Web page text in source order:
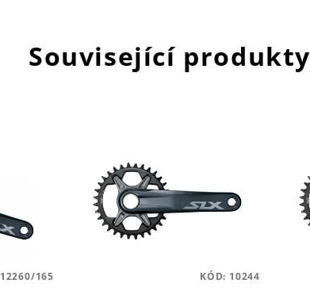
Související produkty
12260/165 KÓD: 10244